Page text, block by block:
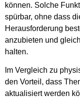
können. Solche
spürbar, ohne dass
Herausforderung
anzubieten und
halten.
Im Vergleich zu
den Vorteil, dass
aktualisiert werden